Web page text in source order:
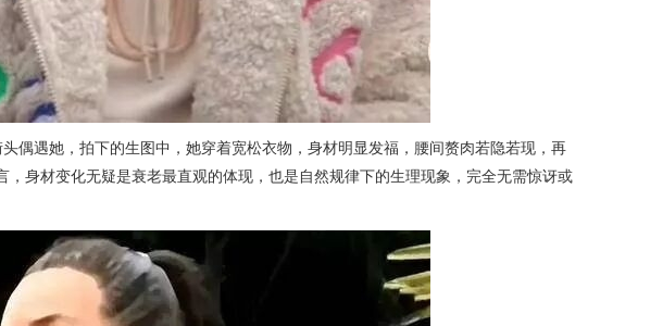
偶遇她，拍下的生图中，她穿着宽松衣物，身材明显发福，腰间赘肉若隐若现，再
身材变化无疑是衰老最直观的体现，也是自然规律下的生理现象，完全无需惊讶或